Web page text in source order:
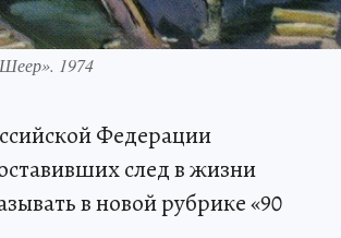
1974
Федерации
след в жизни
в новой рубрике «90